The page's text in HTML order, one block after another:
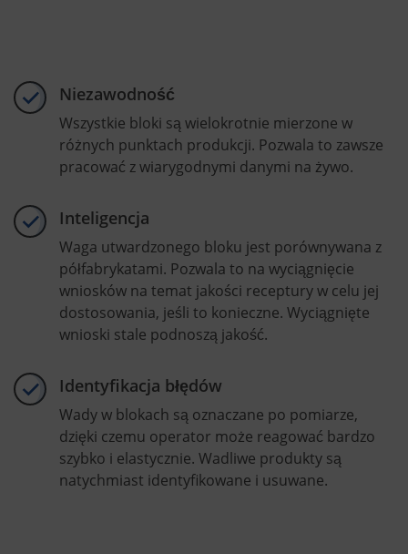
Niezawodność
Wszystkie bloki są wielokrotnie mierzone w
różnych punktach produkcji. Pozwala to zawsze
pracować z wiarygodnymi danymi na żywo.
Inteligencja
Waga utwardzonego bloku jest porównywana z
półfabrykatami. Pozwala to na wyciągnięcie
wniosków na temat jakości receptury w celu jej
dostosowania, jeśli to konieczne. Wyciągnięte
wnioski stale podnoszą jakość.
Identyfikacja błędów
Wady w blokach są oznaczane po pomiarze,
dzięki czemu operator może reagować bardzo
szybko i elastycznie. Wadliwe produkty są
natychmiast identyfikowane i usuwane.